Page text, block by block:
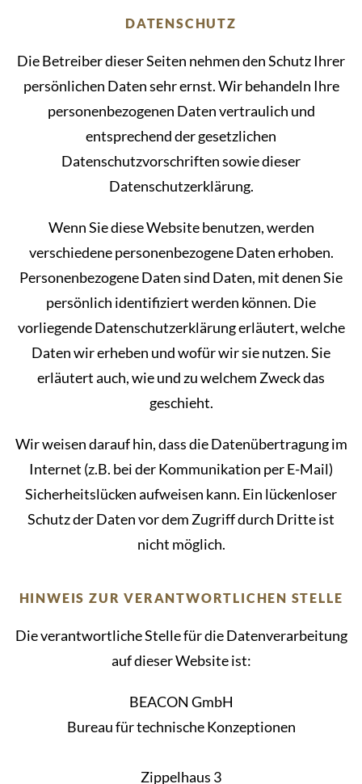
DATENSCHUTZ
Die Betreiber dieser Seiten nehmen den Schutz Ihrer
persönlichen Daten sehr ernst. Wir behandeln Ihre
personenbezogenen Daten vertraulich und
entsprechend der gesetzlichen
Datenschutzvorschriften sowie dieser
Datenschutzerklärung.
Wenn Sie diese Website benutzen, werden
verschiedene personenbezogene Daten erhoben.
Personenbezogene Daten sind Daten, mit denen Sie
persönlich identifiziert werden können. Die
vorliegende Datenschutzerklärung erläutert, welche
Daten wir erheben und wofür wir sie nutzen. Sie
erläutert auch, wie und zu welchem Zweck das
geschieht.
Wir weisen darauf hin, dass die Datenübertragung im
Internet (z.B. bei der Kommunikation per E-Mail)
Sicherheitslücken aufweisen kann. Ein lückenloser
Schutz der Daten vor dem Zugriff durch Dritte ist
nicht möglich.
HINWEIS ZUR VERANTWORTLICHEN STELLE
Die verantwortliche Stelle für die Datenverarbeitung
auf dieser Website ist:
BEACON GmbH
Bureau für technische Konzeptionen
Zippelhaus 3